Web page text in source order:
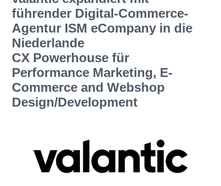
führender Digital-Commerce-
Agentur ISM eCompany in die
Niederlande
CX Powerhouse für
Performance Marketing, E-
Commerce and Webshop
Design/Development